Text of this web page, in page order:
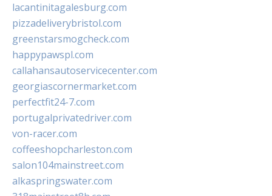
lacantinitagalesburg.com
pizzadeliverybristol.com
greenstarsmogcheck.com
happypawspl.com
callahansautoservicecenter.com
georgiascornermarket.com
perfectfit24-7.com
portugalprivatedriver.com
von-racer.com
coffeeshopcharleston.com
salon104mainstreet.com
alkaspringswater.com